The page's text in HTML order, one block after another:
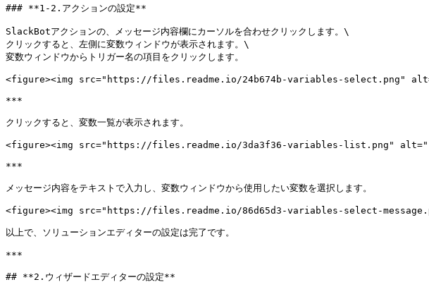
### **1-2.アクションの設定**
SlackBotアクションの、メッセージ内容欄にカーソルを合わせクリックします。\
クリックすると、左側に変数ウィンドウが表示されます。\
変数ウィンドウからトリガー名の項目をクリックします。
<figure><img src="https://files.readme.io/24b674b-variables-select.png"
***
クリックすると、変数一覧が表示されます。
<figure><img src="https://files.readme.io/3da3f36-variables-list.png"
***
メッセージ内容をテキストで入力し、変数ウィンドウから使用したい変数を選択します。
<figure><img src="https://files.readme.io/86d65d3-variables-select-
以上で、ソリューションエディターの設定は完了です。
***
## **2.ウィザードエディターの設定**